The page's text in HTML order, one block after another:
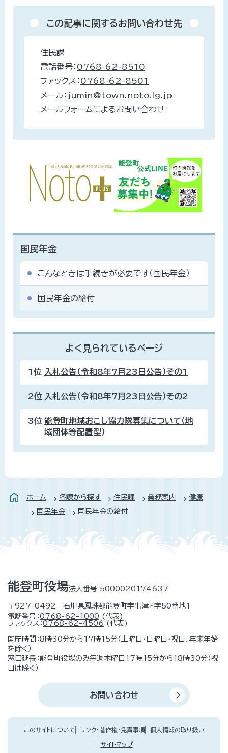
この記事に関するお問い合わせ先
住民課
電話番号： 0768-62-8510
ファックス： 0768-62-8501
メール：jumin@town.noto.lg.jp
メールフォームによるお問い合わせ
国民年金
こんなときは手続きが必要です（国民年金）
国民年金の給付
よく見られているページ
1位 入札公告（令和8年7月23日公告）その1
2位 入札公告（令和8年7月23日公告）その2
3位 能登町地域おこし協力隊募集について（地
域団体等配置型）
ホーム 各課から探す 住民課 業務案内
健康
国民年金
国民年金の給付
能登町役場法人番号 5000020174637
〒927-0492 石川県鳳珠郡能登町宇出津ト字50番地1
電話番号：0768-62-1000 (代表)
ファックス：0768-62-4506 (代表)
開庁時間：8時30分から17時15分（土曜日・日曜日・祝日、年末年始
を除く）
窓口延長：能登町役場のみ毎週木曜日17時15分から18時30分（祝
日は除く）
お問い合わせ
このサイトについて リンク・著作権・免責事項 個人情報の取り扱い
サイトマップ